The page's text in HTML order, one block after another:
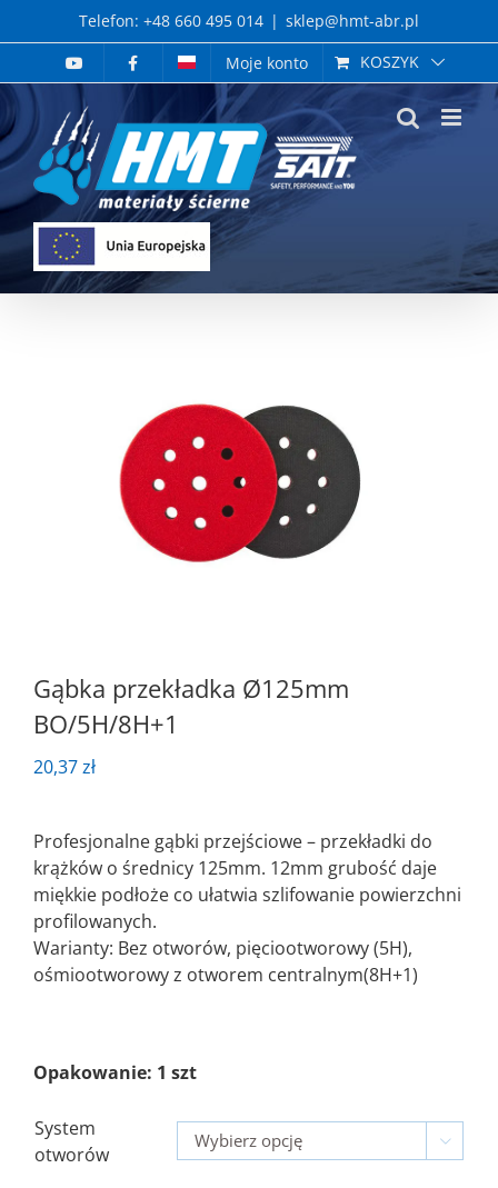
to
Telefon: +48 660 495 014 | sklep@hmt-abr.pl
Moje konto
KOSZYK
Gąbka przekładka Ø125mm
BO/5H/8H+1
20,37zł
Profesjonalne gąbki przejściowe – przekładki do
krążków o średnicy 125mm. 12mm grubość daje
miękkie podłoże co ułatwia szlifowanie powierzchni
profilowanych.
Warianty: Bez otworów, pięciootworowy (5H),
ośmiootworowy z otworem centralnym(8H+1)
Opakowanie: 1 szt
System
otworów
